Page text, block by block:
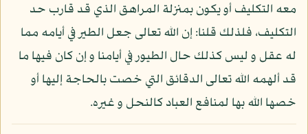
معه التكليف أو يكون بمنزلة المراهق الذي قد قارب حد
التكليف، فلذلك قلنا: إن الله تعالى جعل الطير في أيامه مما
له عقل و ليس كذلك حال الطيور في أيامنا و إن كان فيها ما
قد ألهمه الله تعالى الدقائق التي خصت بالحاجة إليها أو
خصها الله بها لمنافع العباد كالنحل و غيره.